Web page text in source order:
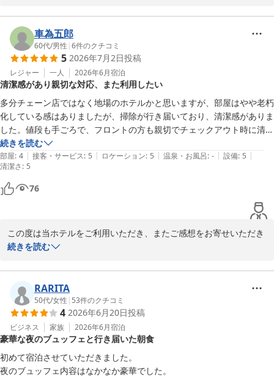
い大変申し訳ございませんでした。
今回は静かにお過ごしいただけたとのこと、安堵いたしました。
また、シャワーの勢いにつきましてもご満足いただけたようで何よ
りでございます。
「寝る事以外を求めない」というお客様にも、快適な休息の時間を
ご提供できるよう、当ホテルでは今後も環境整備に努めてまいりま
す。
お客様のまたのお越しを、スタッフ一同心よりお待ちしておりま
す。
八戸プラザホテル　フロント
2026-07-19
車為五郎
60代/男性 |6件のクチコミ
5 2026年7月2日投稿
レジャー 一人 2026年6月宿泊
清潔感があり親切な対応、また利用したい
多分チェーン店ではなく地場のホテルかと思いますが、部屋はやや老朽
化している感はありましたが、掃除が行き届いており、清潔感がありま
した。値段も手ごろで、フロントの方も親切でチェックアウト時に清掃
の方も挨拶してくださいました。繁華街も近くまた八戸に泊まる機会が
あれば是非またこちらを利用しようと思っております。
続きを読む
部屋: 4 | 接客・サービス: 5 | ロケーション: 5 | 温泉・お風呂: - | 設備: 5 |
清潔さ: 5
76
この度は当ホテルをご利用いただき、またご感想をお寄せいただき
誠にありがとうございます。
清掃やスタッフの対応についてお褒めのお言葉をいただき、大変嬉
しく思います。
「また利用したい」とのお言葉は、私どもにとって何よりの励みで
す。
これからも快適にお過ごしいただけるよう努めてまいります。
また八戸へお越しの際は、ぜひ当ホテルをご利用くださいませ。
スタッフ一同、心よりお待ちしております。
続きを読む
RARITA
50代/女性 | 53件のクチコミ
4 2026年6月20日投稿
ビジネス 家族 2026年6月宿泊
豪華な夜のブュッフェと行き届いた朝食
初めて宿泊させていただきました。
夜のブュッフェ内容はなかなか豪華でした。